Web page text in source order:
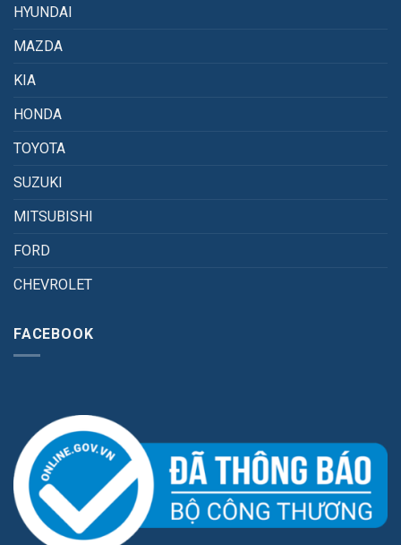
HYUNDAI
MAZDA
KIA
HONDA
TOYOTA
SUZUKI
MITSUBISHI
FORD
CHEVROLET
FACEBOOK